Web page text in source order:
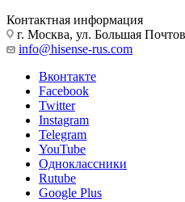
Контактная информация
г. Москва, ул. Большая
info@hisense-rus.com
Вконтакте
Facebook
Twitter
Instagram
Telegram
YouTube
Одноклассники
Rutube
Google Plus